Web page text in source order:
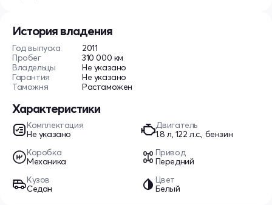
История владения
Год выпуска
2011
Пробег
310 000 км
Владельцы
Не указано
Гарантия
Не указано
Таможня
Растаможен
Характеристики
Комплектация
Не указано
Двигатель
1.8 л, 122 л.с., бензин
Коробка
Механика
Привод
Передний
Кузов
Седан
Цвет
Белый